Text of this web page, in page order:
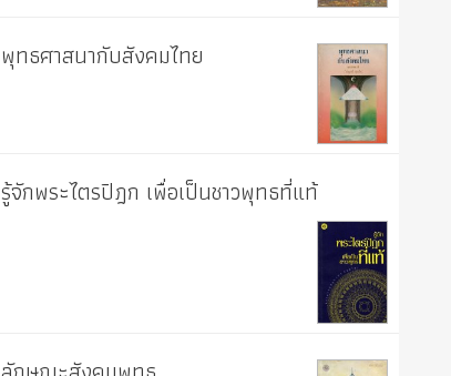
พุทธศาสนากับสังคมไทย
รู้จักพระไตรปิฎก เพื่อเป็นชาวพุทธที่แท้